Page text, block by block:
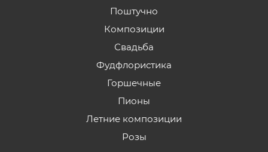
Поштучно
Композиции
Свадьба
Фудфлористика
Горшечные
Пионы
Летние композиции
Розы